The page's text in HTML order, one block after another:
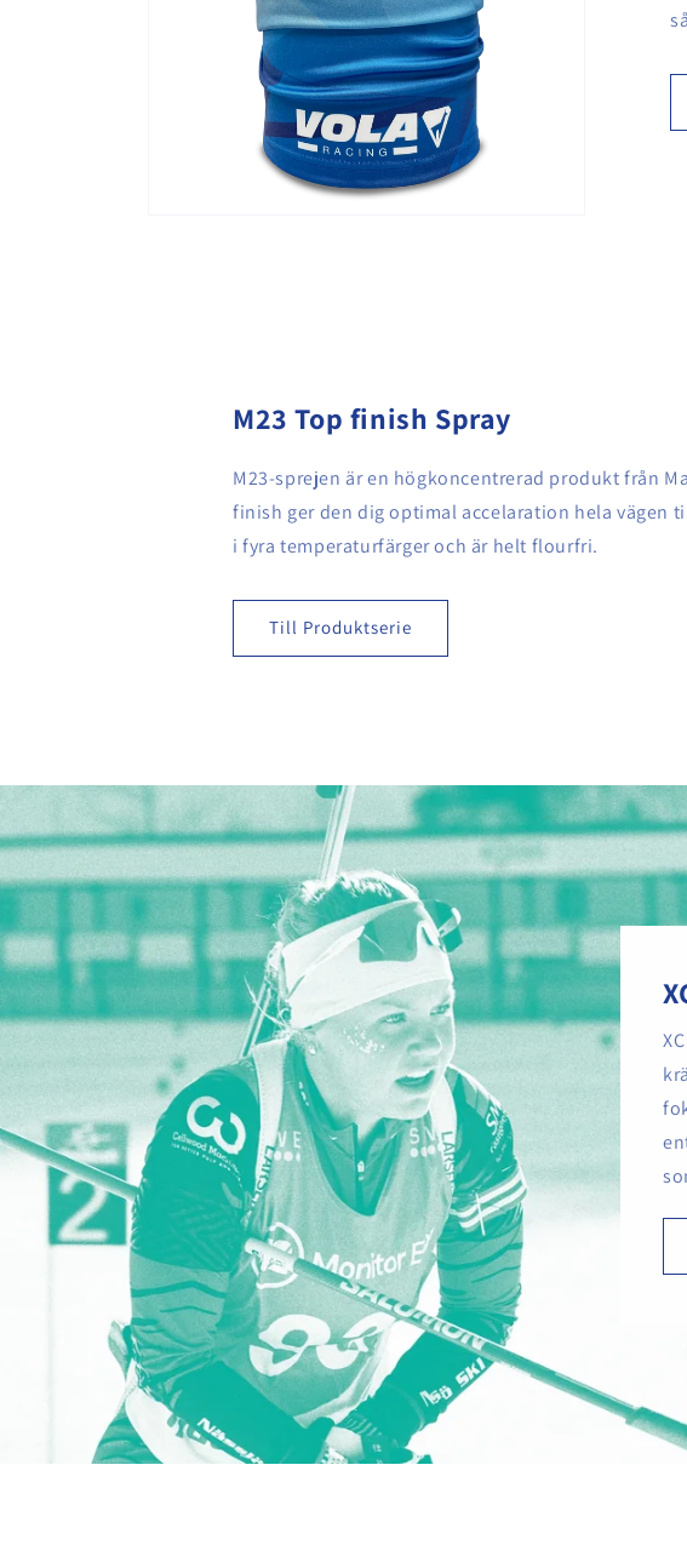
M23 Top finish Spray
M23-sprejen är en högkoncentrerad produkt från
finish ger den dig optimal accelaration hela vägen
i fyra temperaturfärger och är helt flourfri.
Till Produktserie